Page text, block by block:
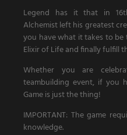
Legend has it that in
Alchemist left his greatest
you have what it takes to
Elixir of Life and finally fulfill
Whether you are
teambuilding event, if you
Game is just the thing!
IMPORTANT: The game
knowledge.